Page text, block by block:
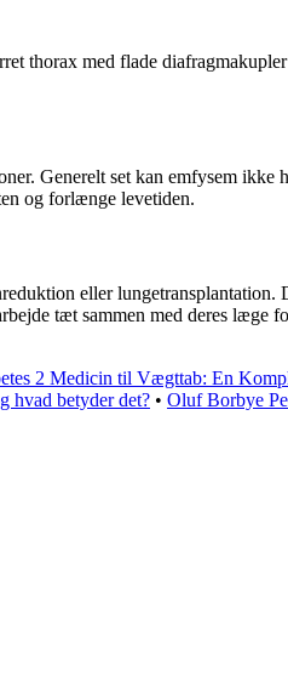
thorax med flade
Generelt set kan emfysem ikke
og forlænge levetiden.
eller lungetransplantation.
tæt sammen med deres læge
2 Medicin til Vægttab: En
hvad betyder det? • Oluf Borbye